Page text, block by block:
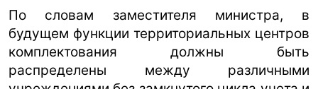
По словам заместителя министра, в
будущем функции территориальных центров
комплектования должны быть
распределены между различными